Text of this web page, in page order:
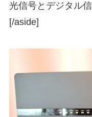
光信号とデジタル
[/aside]